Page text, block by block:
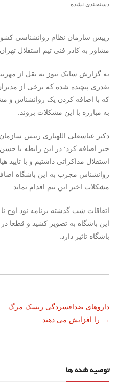
دسته‌بندی نشده
رییس سازمان نظام روانشناسی
مشاور به کادر فنی تیم استقلال
به گزارش سایک نیوز به نقل از
بقدری پیچیده شده که برخی از
که با اضافه کردن یک روانشناس و
به مبارزه با این مشکلات بروند.
دکتر عباسعلی اللهیاری رییس
خبر اضافه کرد: در این رابطه با
استقلال مذاکراتی داشتیم و با
روانشناس مجرب به این باشگاه
مشکلات اخیر این تیم اقدام نماید.
اتفاقات شب گذشته برنامه نود اوج
این باشگاه به تصویر کشید و قطعا
باشگاه تاثیر دارد.
ناوبری
نوشته
داروهای ضدافسردگی ریسک مرگ
را افزایش می دهند →
توصیه شده ها